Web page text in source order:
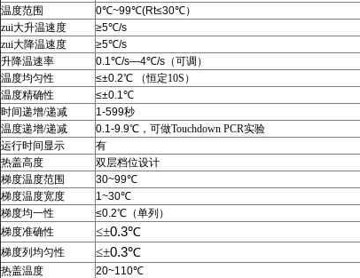
温度范围 0℃~99℃(Rt≤30℃）
zui大升温速度
≥5℃/s
zui大降温速度
≥5℃/s
升降温速率
0.1℃/s—4℃/s （可调）
温度均匀性
≤±0.2℃ （恒定10S）
温度精确性
≤±0.1℃
时间递增/递减
1-599秒
温度递增/递减
0.1-9.9℃，可做Touchdown PCR实验
运行时间显示
有
热盖高度
双层档位设计
梯度温度范围
30~99℃
梯度温度宽度
1~30℃
梯度均一性
≤0.2℃（单列）
梯度准确性
≤±0.3℃
梯度列均匀性 ≤±0.3℃
热盖温度 20~110℃